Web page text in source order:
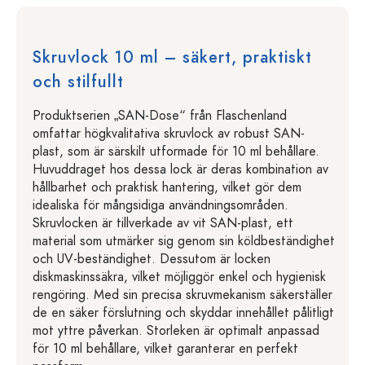
Skruvlock 10 ml – säkert, praktiskt
och stilfullt
Produktserien „SAN-Dose“ från Flaschenland
omfattar högkvalitativa skruvlock av robust SAN-
plast, som är särskilt utformade för 10 ml behållare.
Huvuddraget hos dessa lock är deras kombination av
hållbarhet och praktisk hantering, vilket gör dem
idealiska för mångsidiga användningsområden.
Skruvlocken är tillverkade av vit SAN-plast, ett
material som utmärker sig genom sin köldbeständighet
och UV-beständighet. Dessutom är locken
diskmaskinssäkra, vilket möjliggör enkel och hygienisk
rengöring. Med sin precisa skruvmekanism säkerställer
de en säker förslutning och skyddar innehållet pålitligt
mot yttre påverkan. Storleken är optimalt anpassad
för 10 ml behållare, vilket garanterar en perfekt